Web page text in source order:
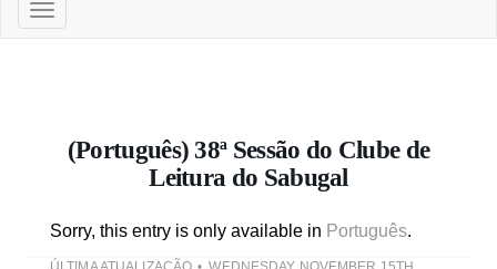
Toggle
navigation
(Português) 38ª Sessão do Clube de
Leitura do Sabugal
Sorry, this entry is only available in Português.